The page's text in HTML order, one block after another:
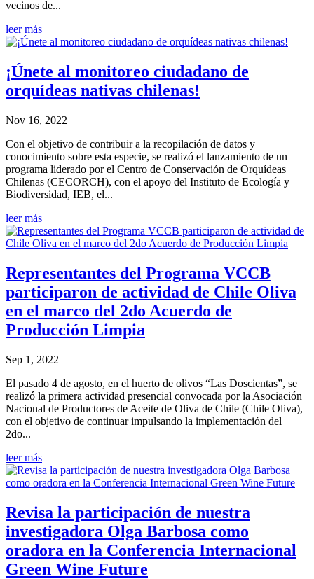
vecinos de...
leer más
¡Únete al monitoreo ciudadano de
orquídeas nativas chilenas!
Nov 16, 2022
Con el objetivo de contribuir a la recopilación de datos y
conocimiento sobre esta especie, se realizó el lanzamiento de un
programa liderado por el Centro de Conservación de Orquídeas
Chilenas (CECORCH), con el apoyo del Instituto de Ecología y
Biodiversidad, IEB, el...
leer más
Representantes del Programa VCCB
participaron de actividad de Chile Oliva
en el marco del 2do Acuerdo de
Producción Limpia
Sep 1, 2022
El pasado 4 de agosto, en el huerto de olivos “Las Doscientas”, se
realizó la primera actividad presencial convocada por la Asociación
Nacional de Productores de Aceite de Oliva de Chile (Chile Oliva),
con el objetivo de continuar impulsando la implementación del
2do...
leer más
Revisa la participación de nuestra
investigadora Olga Barbosa como
oradora en la Conferencia Internacional
Green Wine Future